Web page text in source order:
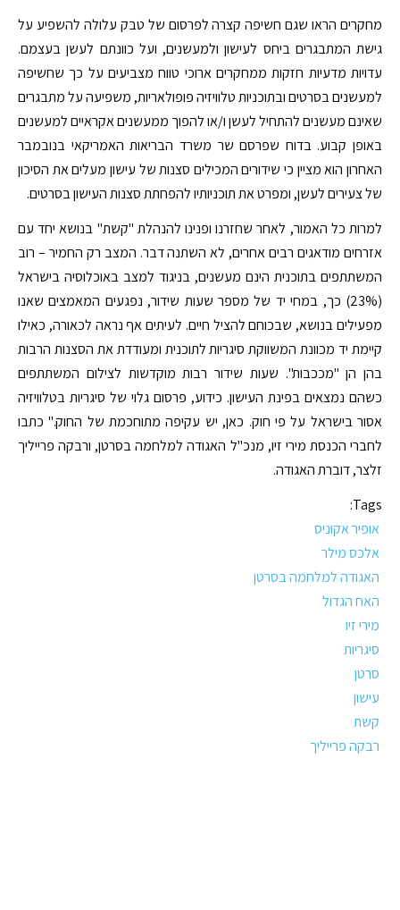
מחקרים הראו שגם חשיפה קצרה לפרסום של טבק עלולה להשפיע על
גישת המתבגרים ביחס לעישון ולמעשנים, ועל כוונתם לעשן בעצמם.
עדויות מדעיות חזקות ממחקרים ארוכי טווח מצביעים על כך שחשיפה
למעשנים בסרטים ובתוכניות טלוויזיה פופולאריות, משפיעה על מתבגרים
שאינם מעשנים להתחיל לעשן ו/או להפוך ממעשנים אקראיים למעשנים
באופן קבוע. בדוח שפרסם שר משרד הבריאות האמריקאי בנובמבר
האחרון הוא מציין כי שידורים המכילים סצנות של עישון מעלים את הסיכון
של צעירים לעשן, ומפרט את תוכניותיו להפחתת סצנות העישון בסרטים.
למרות כל האמור, לאחר שחזרנו ופנינו להנהלת "קשת" בנושא יחד עם
אזרחים מודאגים רבים אחרים, לא השתנה דבר. המצב רק החמיר – רוב
המשתתפים בתוכנית הינם מעשנים, בניגוד למצב באוכלוסיה בישראל
(23%) כך, במחי יד של מספר שעות שידור, נפגעים המאמצים שאנו
מפעילים בנושא, שבכוחם להציל חיים. לעיתים אף נראה לכאורה, כאילו
קיימת יד מכוונת המשווקת סיגריות לתוכנית ומעודדת את הסצנות הרבות
בהן הן "מככבות". שעות שידור רבות מוקדשות לצילום המשתתפים
כשהם נמצאים בפינת העישון. כידוע, פרסום גלוי של סיגריות בטלוויזיה
אסור בישראל על פי חוק. כאן, יש עקיפה מתוחכמת של החוק." כתבו
לחברי הכנסת מירי זיו, מנכ"ל האגודה למלחמה בסרטן, ורבקה פרייליך
זלצר, דוברת האגודה.
Tags:
אופיר אקוניס
אלכס מילר
האגודה למלחמה בסרטן
האח הגדול
מירי זיו
סיגריות
סרטן
עישון
קשת
רבקה פרייליך